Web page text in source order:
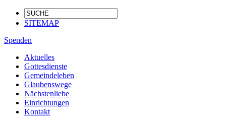
SITEMAP
Spenden
Aktuelles
Gottesdienste
Gemeindeleben
Glaubenswege
Nächstenliebe
Einrichtungen
Kontakt